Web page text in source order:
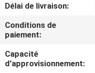
DE
LA
QUALITÉ
Délai de livraison:
Conditions de
paiement:
Capacité
d'approvisionnement: